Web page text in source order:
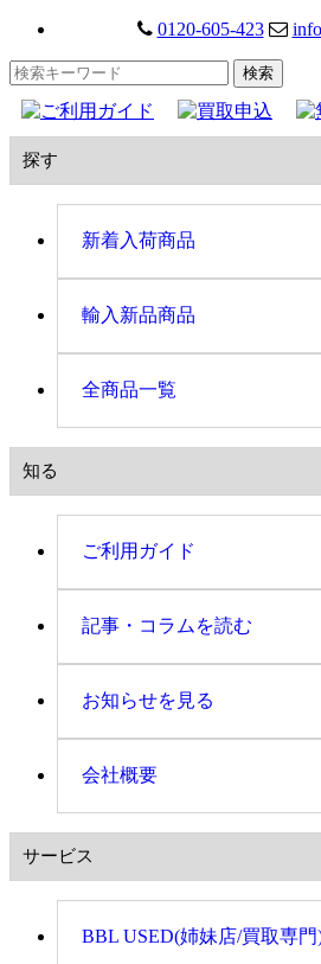
0120-605-423
探す
新着入荷商品
輸入新品商品
全商品一覧
知る
ご利用ガイド
記事・コラムを読む
お知らせを見る
会社概要
サービス
BBL USED(姉妹店/買取専門